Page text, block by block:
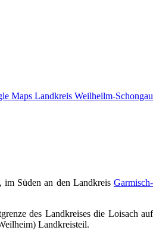
Maps Landkreis Weilheilm-Schongau
, im Süden an den LandkreisGarmisch-
des Landkreises die Loisach auf
Landkreisteil.